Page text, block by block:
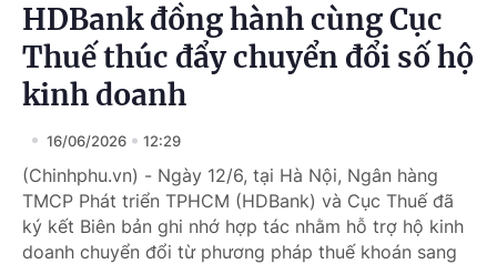
HDBank đồng hành cùng Cục
Thuế thúc đẩy chuyển đổi số hộ
kinh doanh
16/06/2026 12:29
(Chinhphu.vn) - Ngày 12/6, tại Hà Nội, Ngân hàng
TMCP Phát triển TPHCM (HDBank) và Cục Thuế đã
ký kết Biên bản ghi nhớ hợp tác nhằm hỗ trợ hộ kinh
doanh chuyển đổi từ phương pháp thuế khoán sang